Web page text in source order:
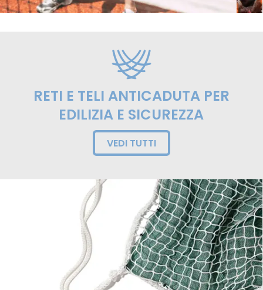
RETI E TELI ANTICADUTA PER
EDILIZIA E SICUREZZA
VEDI TUTTI